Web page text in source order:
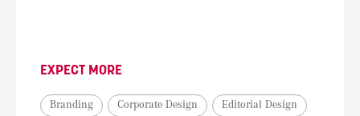
EXPECT MORE
Branding Corporate Design Editorial Design